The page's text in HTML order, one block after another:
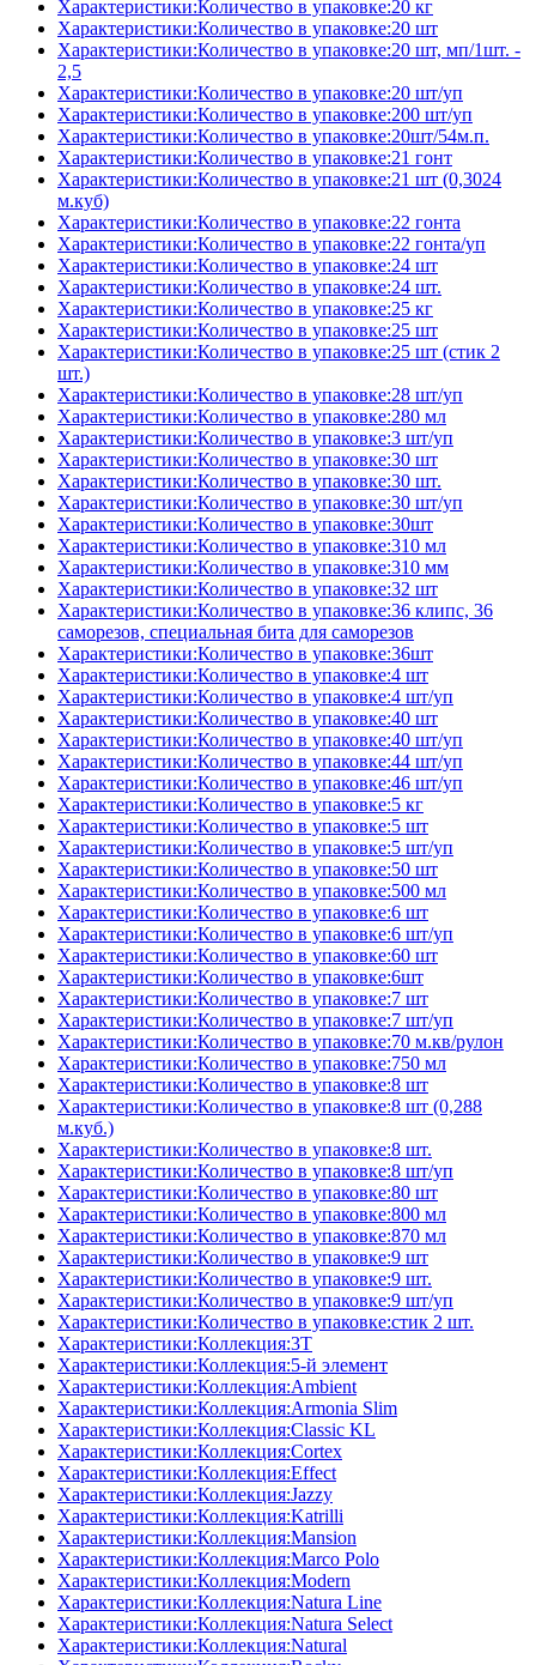
Характеристики:Количество в упаковке:20 кг
Характеристики:Количество в упаковке:20 шт
Характеристики:Количество в упаковке:20 шт, мп/1шт. -
2,5
Характеристики:Количество в упаковке:20 шт/уп
Характеристики:Количество в упаковке:200 шт/уп
Характеристики:Количество в упаковке:20шт/54м.п.
Характеристики:Количество в упаковке:21 гонт
Характеристики:Количество в упаковке:21 шт (0,3024
м.куб)
Характеристики:Количество в упаковке:22 гонта
Характеристики:Количество в упаковке:22 гонта/уп
Характеристики:Количество в упаковке:24 шт
Характеристики:Количество в упаковке:24 шт.
Характеристики:Количество в упаковке:25 кг
Характеристики:Количество в упаковке:25 шт
Характеристики:Количество в упаковке:25 шт (стик 2
шт.)
Характеристики:Количество в упаковке:28 шт/уп
Характеристики:Количество в упаковке:280 мл
Характеристики:Количество в упаковке:3 шт/уп
Характеристики:Количество в упаковке:30 шт
Характеристики:Количество в упаковке:30 шт.
Характеристики:Количество в упаковке:30 шт/уп
Характеристики:Количество в упаковке:30шт
Характеристики:Количество в упаковке:310 мл
Характеристики:Количество в упаковке:310 мм
Характеристики:Количество в упаковке:32 шт
Характеристики:Количество в упаковке:36 клипс, 36
саморезов, специальная бита для саморезов
Характеристики:Количество в упаковке:36шт
Характеристики:Количество в упаковке:4 шт
Характеристики:Количество в упаковке:4 шт/уп
Характеристики:Количество в упаковке:40 шт
Характеристики:Количество в упаковке:40 шт/уп
Характеристики:Количество в упаковке:44 шт/уп
Характеристики:Количество в упаковке:46 шт/уп
Характеристики:Количество в упаковке:5 кг
Характеристики:Количество в упаковке:5 шт
Характеристики:Количество в упаковке:5 шт/уп
Характеристики:Количество в упаковке:50 шт
Характеристики:Количество в упаковке:500 мл
Характеристики:Количество в упаковке:6 шт
Характеристики:Количество в упаковке:6 шт/уп
Характеристики:Количество в упаковке:60 шт
Характеристики:Количество в упаковке:6шт
Характеристики:Количество в упаковке:7 шт
Характеристики:Количество в упаковке:7 шт/уп
Характеристики:Количество в упаковке:70 м.кв/рулон
Характеристики:Количество в упаковке:750 мл
Характеристики:Количество в упаковке:8 шт
Характеристики:Количество в упаковке:8 шт (0,288
м.куб.)
Характеристики:Количество в упаковке:8 шт.
Характеристики:Количество в упаковке:8 шт/уп
Характеристики:Количество в упаковке:80 шт
Характеристики:Количество в упаковке:800 мл
Характеристики:Количество в упаковке:870 мл
Характеристики:Количество в упаковке:9 шт
Характеристики:Количество в упаковке:9 шт.
Характеристики:Количество в упаковке:9 шт/уп
Характеристики:Количество в упаковке:стик 2 шт.
Характеристики:Коллекция:3T
Характеристики:Коллекция:5-й элемент
Характеристики:Коллекция:Ambient
Характеристики:Коллекция:Armonia Slim
Характеристики:Коллекция:Classic KL
Характеристики:Коллекция:Cortex
Характеристики:Коллекция:Effect
Характеристики:Коллекция:Jazzy
Характеристики:Коллекция:Katrilli
Характеристики:Коллекция:Mansion
Характеристики:Коллекция:Marco Polo
Характеристики:Коллекция:Modern
Характеристики:Коллекция:Natura Line
Характеристики:Коллекция:Natura Select
Характеристики:Коллекция:Natural